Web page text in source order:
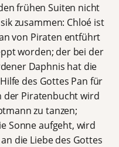
frühen Suiten nicht
zusammen: Chloé ist
von Piraten entführt
worden; der bei der
Daphnis hat die
des Gottes Pan für
der Piratenbucht wird
zu tanzen;
Sonne aufgeht, wird
die Liebe des Gottes